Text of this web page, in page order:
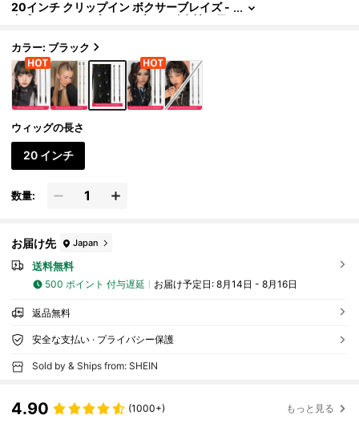
20インチ クリップイン ボクサーブレイズ -
合成ナチュラルブラックブレイズ 女性の日
蝶のデコレーション
カラー: ブラック
ウィッグの長さ
20 インチ
数量:
お届け先 Japan
送料無料
500 ポイント 付与遅延 お届け予定日: 8月14日 - 8月16日
返品無料
安全な支払い · プライバシー保護
Sold by & Ships from: SHEIN
4.90 (1000+) もっと見る